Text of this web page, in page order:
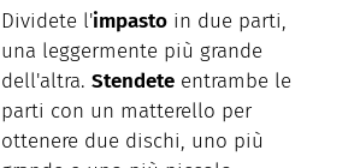
Dividete l'impasto in due parti,
una leggermente più grande
dell'altra. Stendete entrambe le
parti con un matterello per
ottenere due dischi, uno più